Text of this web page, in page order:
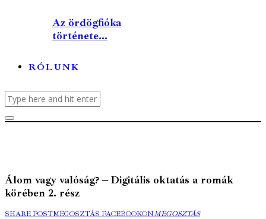
Az ördögfióka
története...
RÓLUNK
Álom vagy valóság? – Digitális oktatás a romák
körében 2. rész
SHARE POSTMEGOSZTÁS FACEBOOKONMEGOSZTÁS